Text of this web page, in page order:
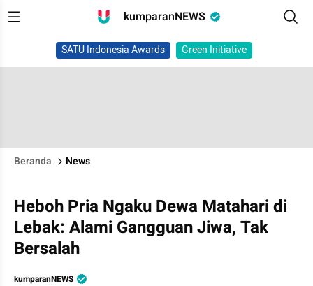
kumparanNEWS
SATU Indonesia Awards Green Initiative
Beranda News
Heboh Pria Ngaku Dewa Matahari di
Lebak: Alami Gangguan Jiwa, Tak
Bersalah
kumparanNEWS